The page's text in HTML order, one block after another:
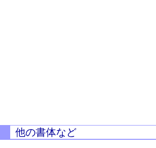
他の書体など